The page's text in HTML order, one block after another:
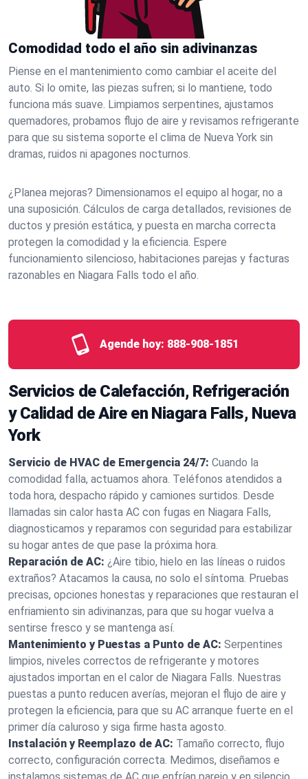
Comodidad todo el año sin adivinanzas
Piense en el mantenimiento como cambiar el aceite del
auto. Si lo omite, las piezas sufren; si lo mantiene, todo
funciona más suave. Limpiamos serpentines, ajustamos
quemadores, probamos flujo de aire y revisamos refrigerante
para que su sistema soporte el clima de Nueva York sin
dramas, ruidos ni apagones nocturnos.
¿Planea mejoras? Dimensionamos el equipo al hogar, no a
una suposición. Cálculos de carga detallados, revisiones de
ductos y presión estática, y puesta en marcha correcta
protegen la comodidad y la eficiencia. Espere
funcionamiento silencioso, habitaciones parejas y facturas
razonables en Niagara Falls todo el año.
Agende hoy: 888-908-1851
Servicios de Calefacción, Refrigeración
y Calidad de Aire en Niagara Falls, Nueva
York
Servicio de HVAC de Emergencia 24/7: Cuando la
comodidad falla, actuamos ahora. Teléfonos atendidos a
toda hora, despacho rápido y camiones surtidos. Desde
llamadas sin calor hasta AC con fugas en Niagara Falls,
diagnosticamos y reparamos con seguridad para estabilizar
su hogar antes de que pase la próxima hora.
Reparación de AC: ¿Aire tibio, hielo en las líneas o ruidos
extraños? Atacamos la causa, no solo el síntoma. Pruebas
precisas, opciones honestas y reparaciones que restauran el
enfriamiento sin adivinanzas, para que su hogar vuelva a
sentirse fresco y se mantenga así.
Mantenimiento y Puestas a Punto de AC: Serpentines
limpios, niveles correctos de refrigerante y motores
ajustados importan en el calor de Niagara Falls. Nuestras
puestas a punto reducen averías, mejoran el flujo de aire y
protegen la eficiencia, para que su AC arranque fuerte en el
primer día caluroso y siga firme hasta agosto.
Instalación y Reemplazo de AC: Tamaño correcto, flujo
correcto, configuración correcta. Medimos, diseñamos e